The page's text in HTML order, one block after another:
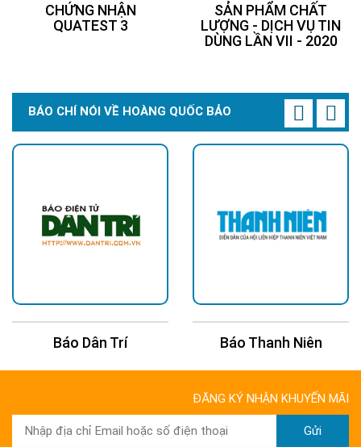
CHỨNG NHẬN
QUATEST 3
SẢN PHẨM CHẤT
LƯỢNG - DỊCH VỤ TIN
DÙNG LẦN VII - 2020
BÁO CHÍ NÓI VỀ HOÀNG QUỐC BẢO
Báo Dân Trí Báo Thanh Niên
ĐĂNG KÝ NHẬN KHUYẾN MÃI
Gửi